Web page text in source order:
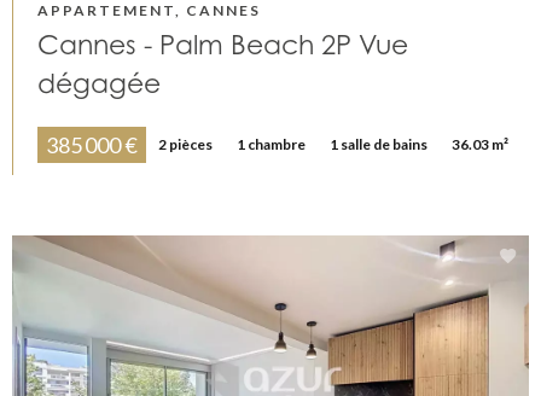
APPARTEMENT, CANNES
Cannes - Palm Beach 2P Vue
dégagée
385 000 € 2 pièces 1 chambre 1 salle de bains 36.03 m²